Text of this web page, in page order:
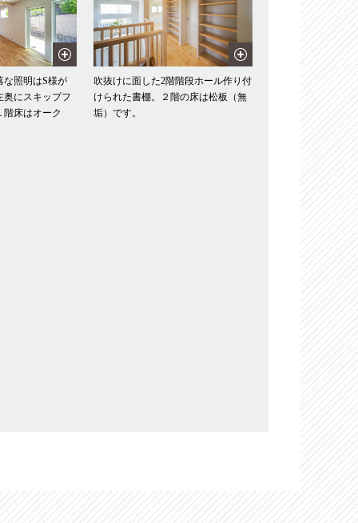
な照明はS様が
奥にスキップフ
階床はオーク
吹抜けに面した2階階段ホール作り付
けられた書棚。２階の床は松板（無
垢）です。